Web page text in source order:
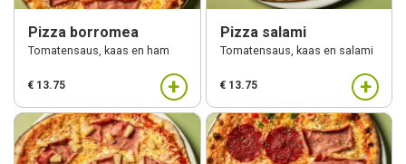
Pizza borromea
Tomatensaus, kaas en ham
€ 13.75 +
Pizza salami
Tomatensaus, kaas en salami
€ 13.75 +